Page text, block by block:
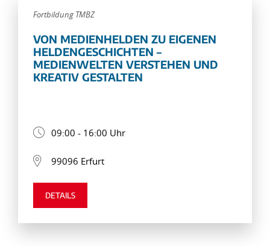
Fortbildung TMBZ
VON MEDIENHELDEN ZU EIGENEN
HELDENGESCHICHTEN –
MEDIENWELTEN VERSTEHEN UND
KREATIV GESTALTEN
09:00 - 16:00 Uhr
99096 Erfurt
DETAILS